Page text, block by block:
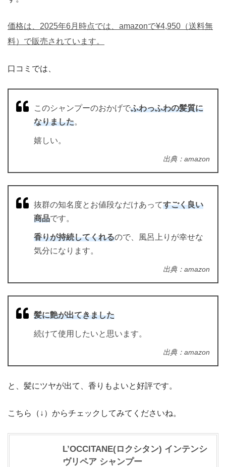
価格は、2025年6月時点では、amazonで¥4,950（送料無
料）で販売されています。
口コミでは、
このシャンプーのおかげでふわっふわの髪質に
なりました。
嬉しい。
出典：amazon
抜群の知名度とお値段なだけあってすごく良い
商品です。
香りが持続してくれるので、風呂上りが幸せな
気分になります。
出典：amazon
髪に艶が出てきました
続けて使用したいと思います。
出典：amazon
と、髪にツヤが出て、香りもよいと好評です。
こちら（↓）からチェックしてみてくださいね。
L’OCCITANE(ロクシタン) インテンシ
ヴリペア シャンプー